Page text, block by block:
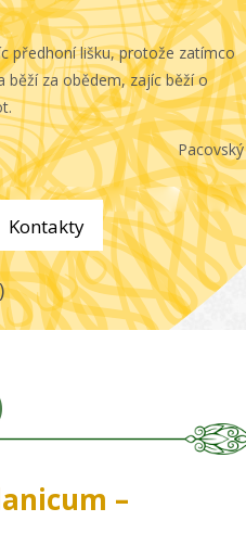
předhoní lišku, protože zatímco
běží za obědem, zajíc běží o
Kontakty
–